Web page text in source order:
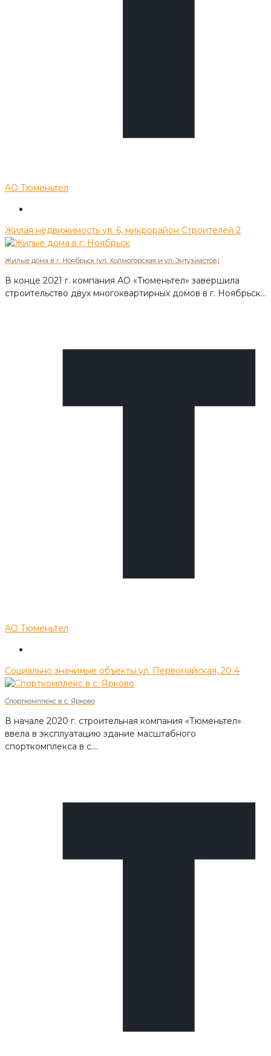
АО Тюменьтел
Жилая недвижимость ул. 6, микрорайон Строителей 2
Жилые дома в г. Ноябрьск (ул. Холмогорская и ул. Энтузиастов)
В конце 2021 г. компания АО «Тюменьтел» завершила
строительство двух многоквартирных домов в г. Ноябрьск…
АО Тюменьтел
Социально значимые объекты ул. Первомайская, 20 4
Спорткомплекс в с. Ярково
В начале 2020 г. строительная компания «Тюменьтел»
ввела в эксплуатацию здание масштабного
спорткомплекса в с.…